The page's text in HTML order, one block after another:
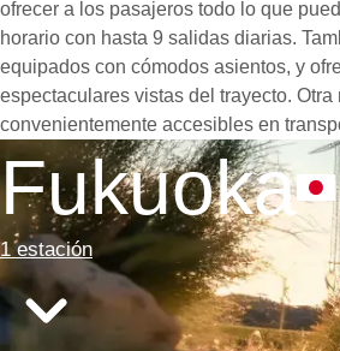
ofrecer a los pasajeros todo lo que
horario con hasta 9 salidas diarias.
equipados con cómodos asientos, y
espectaculares vistas del trayecto.
convenientemente accesibles en
Fukuoka
1 estación